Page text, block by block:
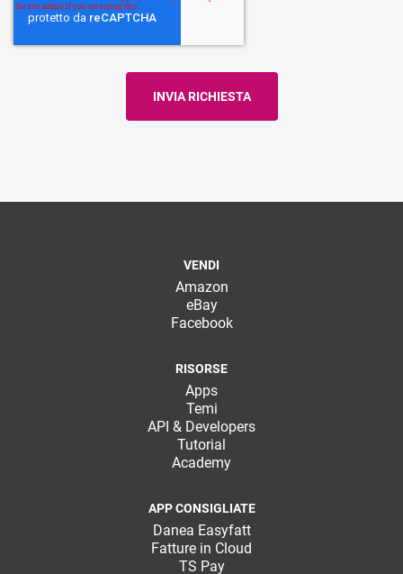
VENDI
Amazon
eBay
Facebook
RISORSE
Apps
Temi
API & Developers
Tutorial
Academy
APP CONSIGLIATE
Danea Easyfatt
Fatture in Cloud
TS Pay